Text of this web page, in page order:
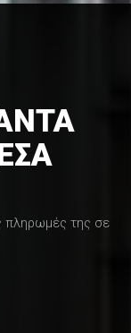
πληρωμές της σε